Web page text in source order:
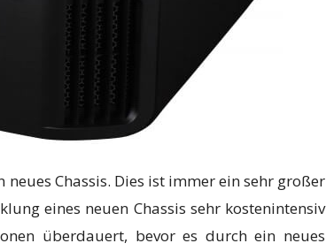
Chassis. Dies ist immer ein sehr großer
eines neuen Chassis sehr kostenintensiv
überdauert, bevor es durch ein neues